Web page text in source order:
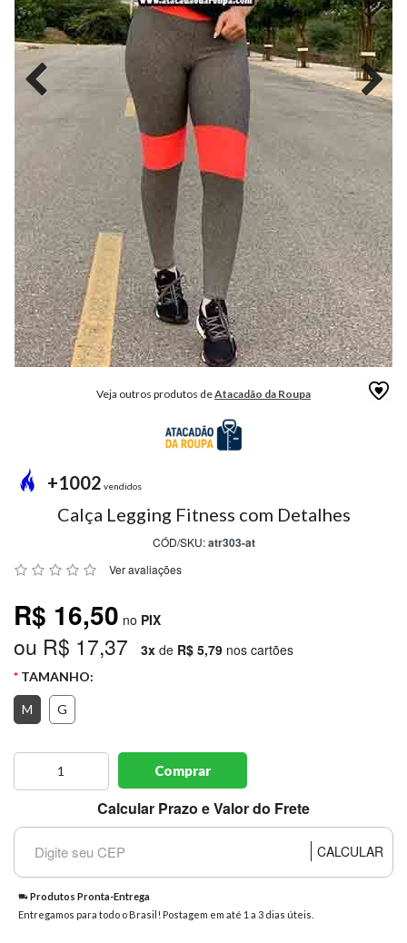
MODA
FITNESS
MODA
GRIFE
INFANTIL
MODA
INTIMA
MODA
INVERNO
MODA
MASCULINA
MODA
PLUS
PREÇO
ÚNICO
PROMOÇÕES
MARCAS
CENTRAL
Chat
Envie-
nos uma
Veja outros produtos deAtacadão da Roupa
+1002 vendidos
Calça Legging Fitness com Detalhes
CÓD/SKU:atr303-at
Ver avaliações
R$ 16,50 no PIX
ou R$ 17,37 3x de R$ 5,79 nos cartões
TAMANHO:
M G
Comprar
Calcular Prazo e Valor do Frete
CALCULAR
Produtos Pronta-Entrega
Entregamos para todo o Brasil! Postagem em até 1 a 3 dias úteis.